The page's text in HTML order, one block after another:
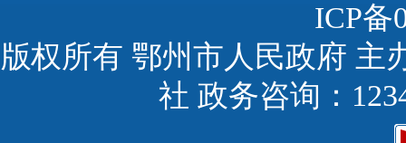
ICP备
版权所有 鄂州市人民政府 主
社 政务咨询：